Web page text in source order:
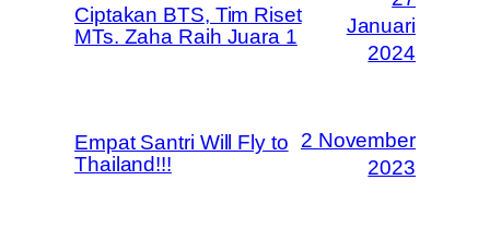
Ciptakan BTS, Tim Riset
MTs. Zaha Raih Juara 1
Januari
2024
Empat Santri Will Fly to
Thailand!!!
2 November
2023